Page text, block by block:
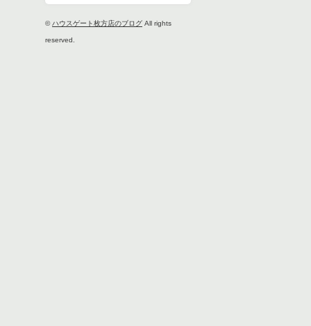
©ハウスゲート枚方店のブログ All rights
reserved.